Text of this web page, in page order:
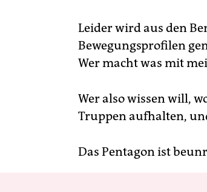
Leider wird aus den
Bewegungsprofilen
Wer macht was mit
Wer also wissen will,
Truppen aufhalten,
Das Pentagon ist